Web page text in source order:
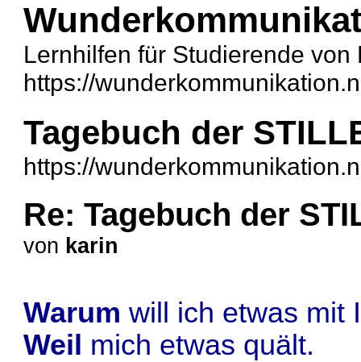
Lernhilfen für Studierende von
https://
Tagebuch der
https://
Re: Tagebuch der
von karin
Warum will ich etwas mit
Weil mich etwas quält.